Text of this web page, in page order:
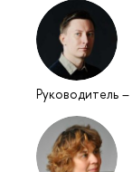
Руководитель –